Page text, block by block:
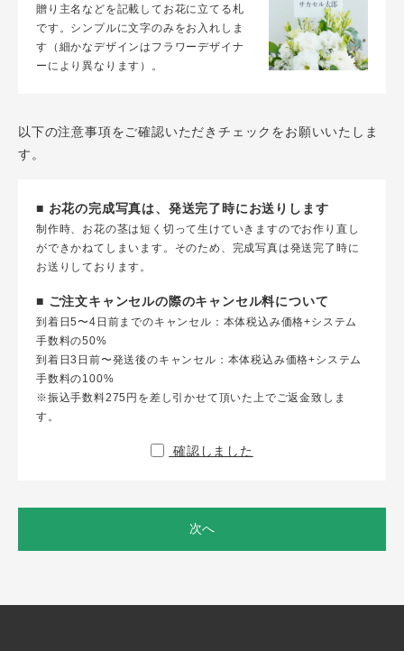
贈り主名などを記載してお花に立てる札
です。シンプルに文字のみをお入れしま
す（細かなデザインはフラワーデザイナ
ーにより異なります）。
以下の注意事項をご確認いただきチェックをお願いいたしま
す。
■ お花の完成写真は、発送完了時にお送りします
制作時、お花の茎は短く切って生けていきますのでお作り直し
ができかねてしまいます。そのため、完成写真は発送完了時に
お送りしております。
■ ご注文キャンセルの際のキャンセル料について
到着日5〜4日前までのキャンセル：本体税込み価格+システム
手数料の50%
到着日3日前〜発送後のキャンセル：本体税込み価格+システム
手数料の100%
※振込手数料275円を差し引かせて頂いた上でご返金致しま
す。
確認しました
次へ